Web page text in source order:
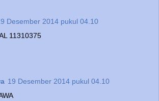
Desember 2014 pukul 04.10
11310375
19 Desember 2014 pukul 04.10